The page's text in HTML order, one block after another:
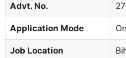
Advt. No.
Application Mode
Job Location